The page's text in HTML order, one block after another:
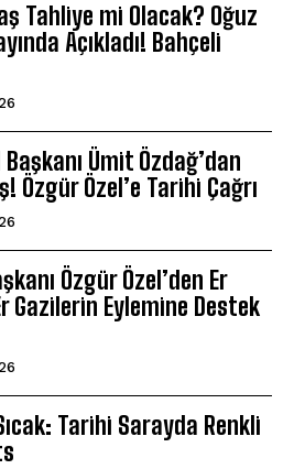
Tahliye mi Olacak? Oğuz
Açıkladı! Bahçeli
Ümit Özdağ’dan
Özgür Özel’e Tarihi Çağrı
Özgür Özel’den Er
Gazilerin Eylemine Destek
Tarihi Sarayda Renkli